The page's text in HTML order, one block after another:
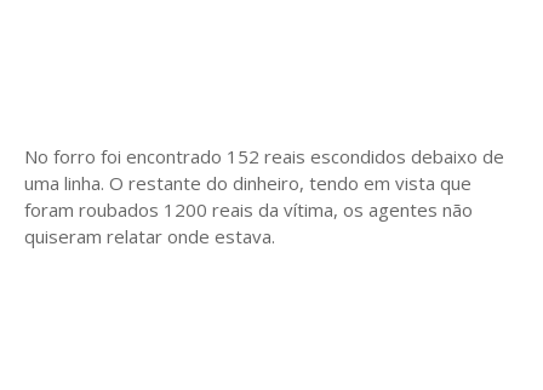
No forro foi encontrado 152 reais escondidos debaixo de
uma linha. O restante do dinheiro, tendo em vista que
foram roubados 1200 reais da vítima, os agentes não
quiseram relatar onde estava.